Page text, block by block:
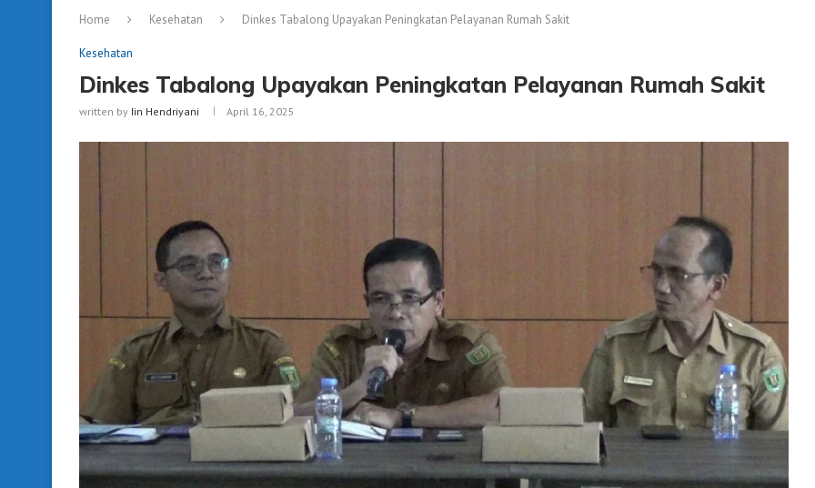
Home Kesehatan Dinkes Tabalong Upayakan Peningkatan Pelayanan Rumah Sakit
Kesehatan
Dinkes Tabalong Upayakan Peningkatan Pelayanan Rumah Sakit
written by Iin Hendriyani April 16, 2025